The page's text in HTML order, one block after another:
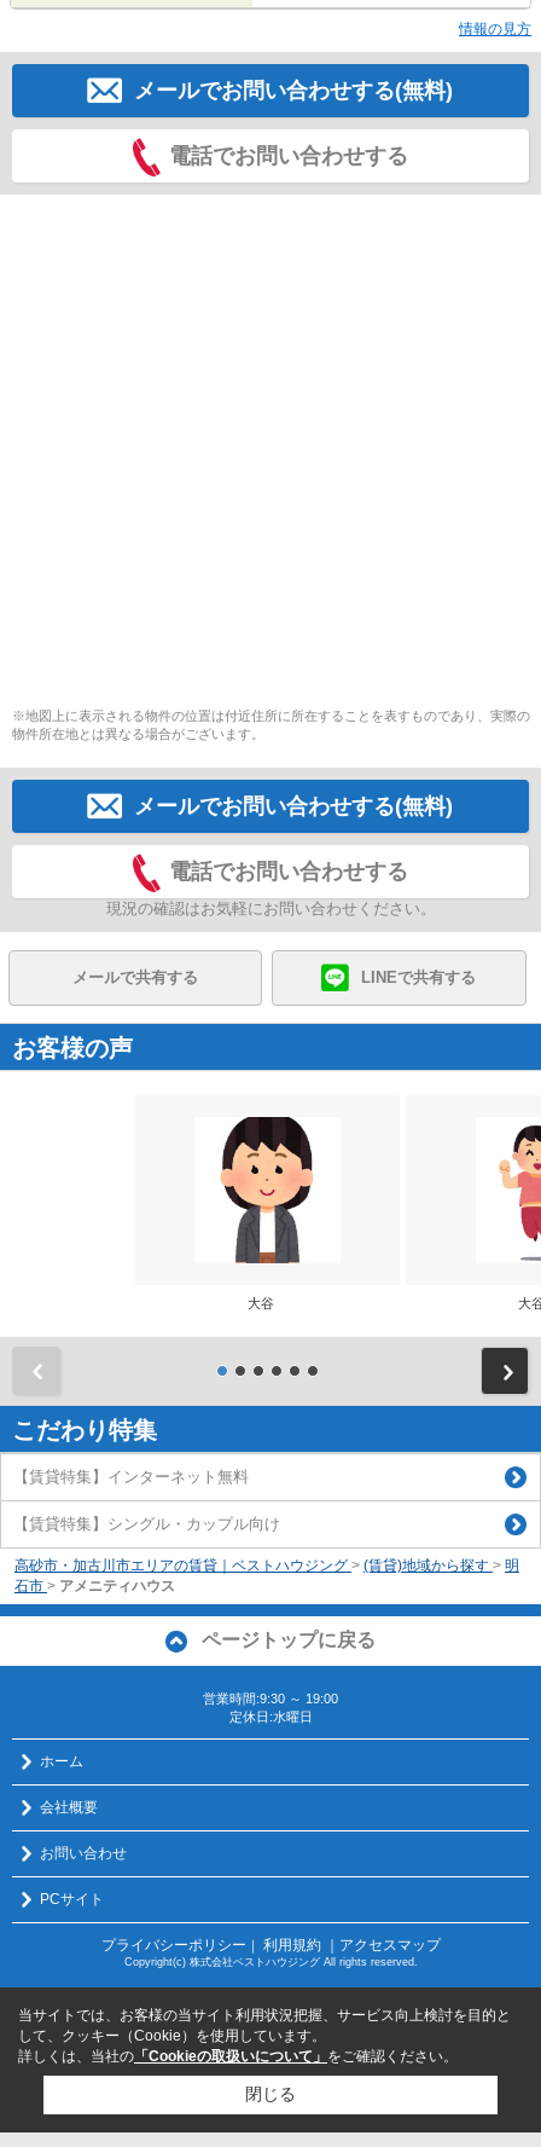
情報の見方
メールでお問い合わせする(無料)
電話でお問い合わせする
※地図上に表示される物件の位置は付近住所に所在することを表すものであり、実際の
物件所在地とは異なる場合がございます。
メールでお問い合わせする(無料)
電話でお問い合わせする
現況の確認はお気軽にお問い合わせください。
メールで共有する LINEで共有する
お客様の声
大谷 大
こだわり特集
【賃貸特集】インターネット無料
【賃貸特集】シングル・カップル向け
高砂市・加古川市エリアの賃貸｜ベストハウジング > (賃貸)地域から探す > 明
石市 > アメニティハウス
ページトップに戻る
営業時間:9:30 ～ 19:00
定休日:水曜日
ホーム
会社概要
お問い合わせ
PCサイト
プライバシーポリシー 利用規約 ｜アクセスマップ
Copyright(c) 株式会社ベストハウジング All rights reserved.
当サイトでは、お客様の当サイト利用状況把握、サービス向上検討を目的と
して、クッキー（Cookie）を使用しています。
詳しくは、当社の 「Cookieの取扱いについて」 をご確認ください。
閉じる